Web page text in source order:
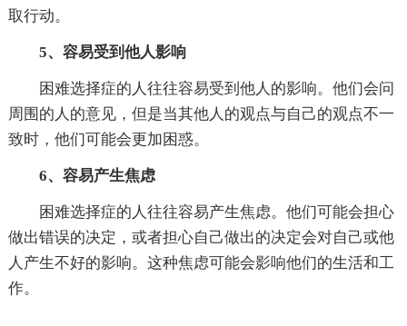
取行动。
5、容易受到他人影响
困难选择症的人往往容易受到他人的影响。他们会问
周围的人的意见，但是当其他人的观点与自己的观点不一
致时，他们可能会更加困惑。
6、容易产生焦虑
困难选择症的人往往容易产生焦虑。他们可能会担心
做出错误的决定，或者担心自己做出的决定会对自己或他
人产生不好的影响。这种焦虑可能会影响他们的生活和工
作。